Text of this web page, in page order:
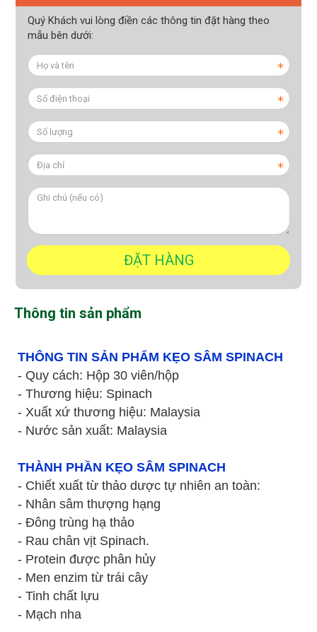
Quý Khách vui lòng điền các thông tin đặt hàng theo
mẫu bên dưới:
Thông tin sản phẩm
THÔNG TIN SẢN PHẨM KẸO SÂM SPINACH
- Quy cách: Hộp 30 viên/hộp
- Thương hiệu: Spinach
- Xuất xứ thương hiệu: Malaysia
- Nước sản xuất: Malaysia
THÀNH PHẦN KẸO SÂM SPINACH
- Chiết xuất từ thảo dược tự nhiên an toàn:
- Nhân sâm thượng hạng
- Đông trùng hạ thảo
- Rau chân vịt Spinach.
- Protein được phân hủy
- Men enzim từ trái cây
- Tinh chất lựu
- Mạch nha